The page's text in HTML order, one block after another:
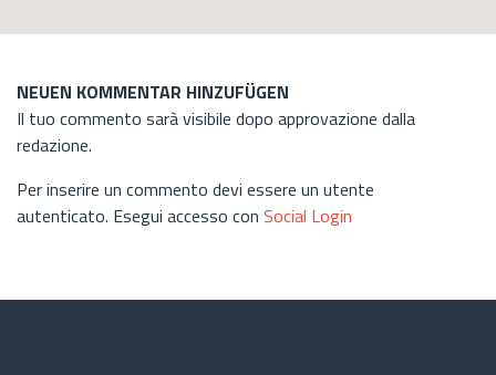
NEUEN KOMMENTAR HINZUFÜGEN
Il tuo commento sarà visibile dopo approvazione dalla
redazione.
Per inserire un commento devi essere un utente
autenticato. Esegui accesso con Social Login